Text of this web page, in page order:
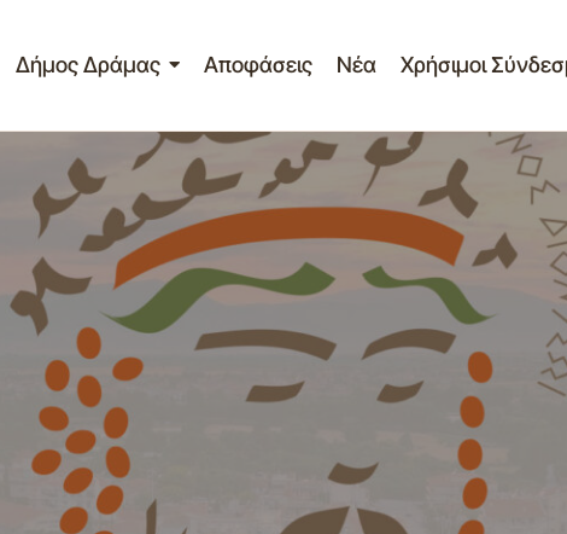
Δήμος Δράμας Αποφάσεις Νέα Χρήσιμοι
Γραφείο Τύπου Οδηγίες για χιόνια και παγετό